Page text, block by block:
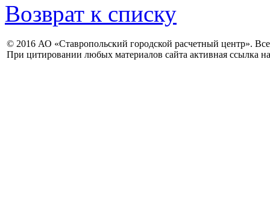
Возврат к списку
© 2016 АО «Ставропольский городской расчетный центр».
При цитировании любых материалов сайта активная ссылка